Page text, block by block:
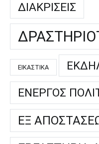
ΔΙΑΚΡΊΣΕΙΣ
ΕΙΚΑΣΤΙΚΆ
ΕΝΕΡΓΌΣ
ΕΞ